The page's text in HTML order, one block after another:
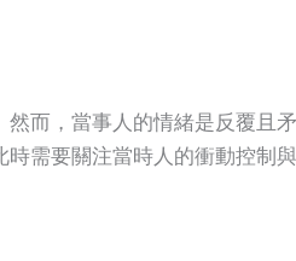
而，當事人的情緒是反覆且
需要關注當時人的衝動控制